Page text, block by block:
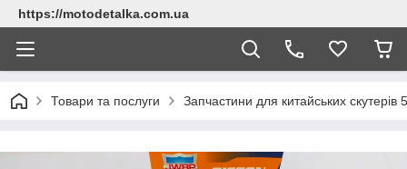
https://motodetalka.com.ua
Товари та послуги Запчастини для китайських